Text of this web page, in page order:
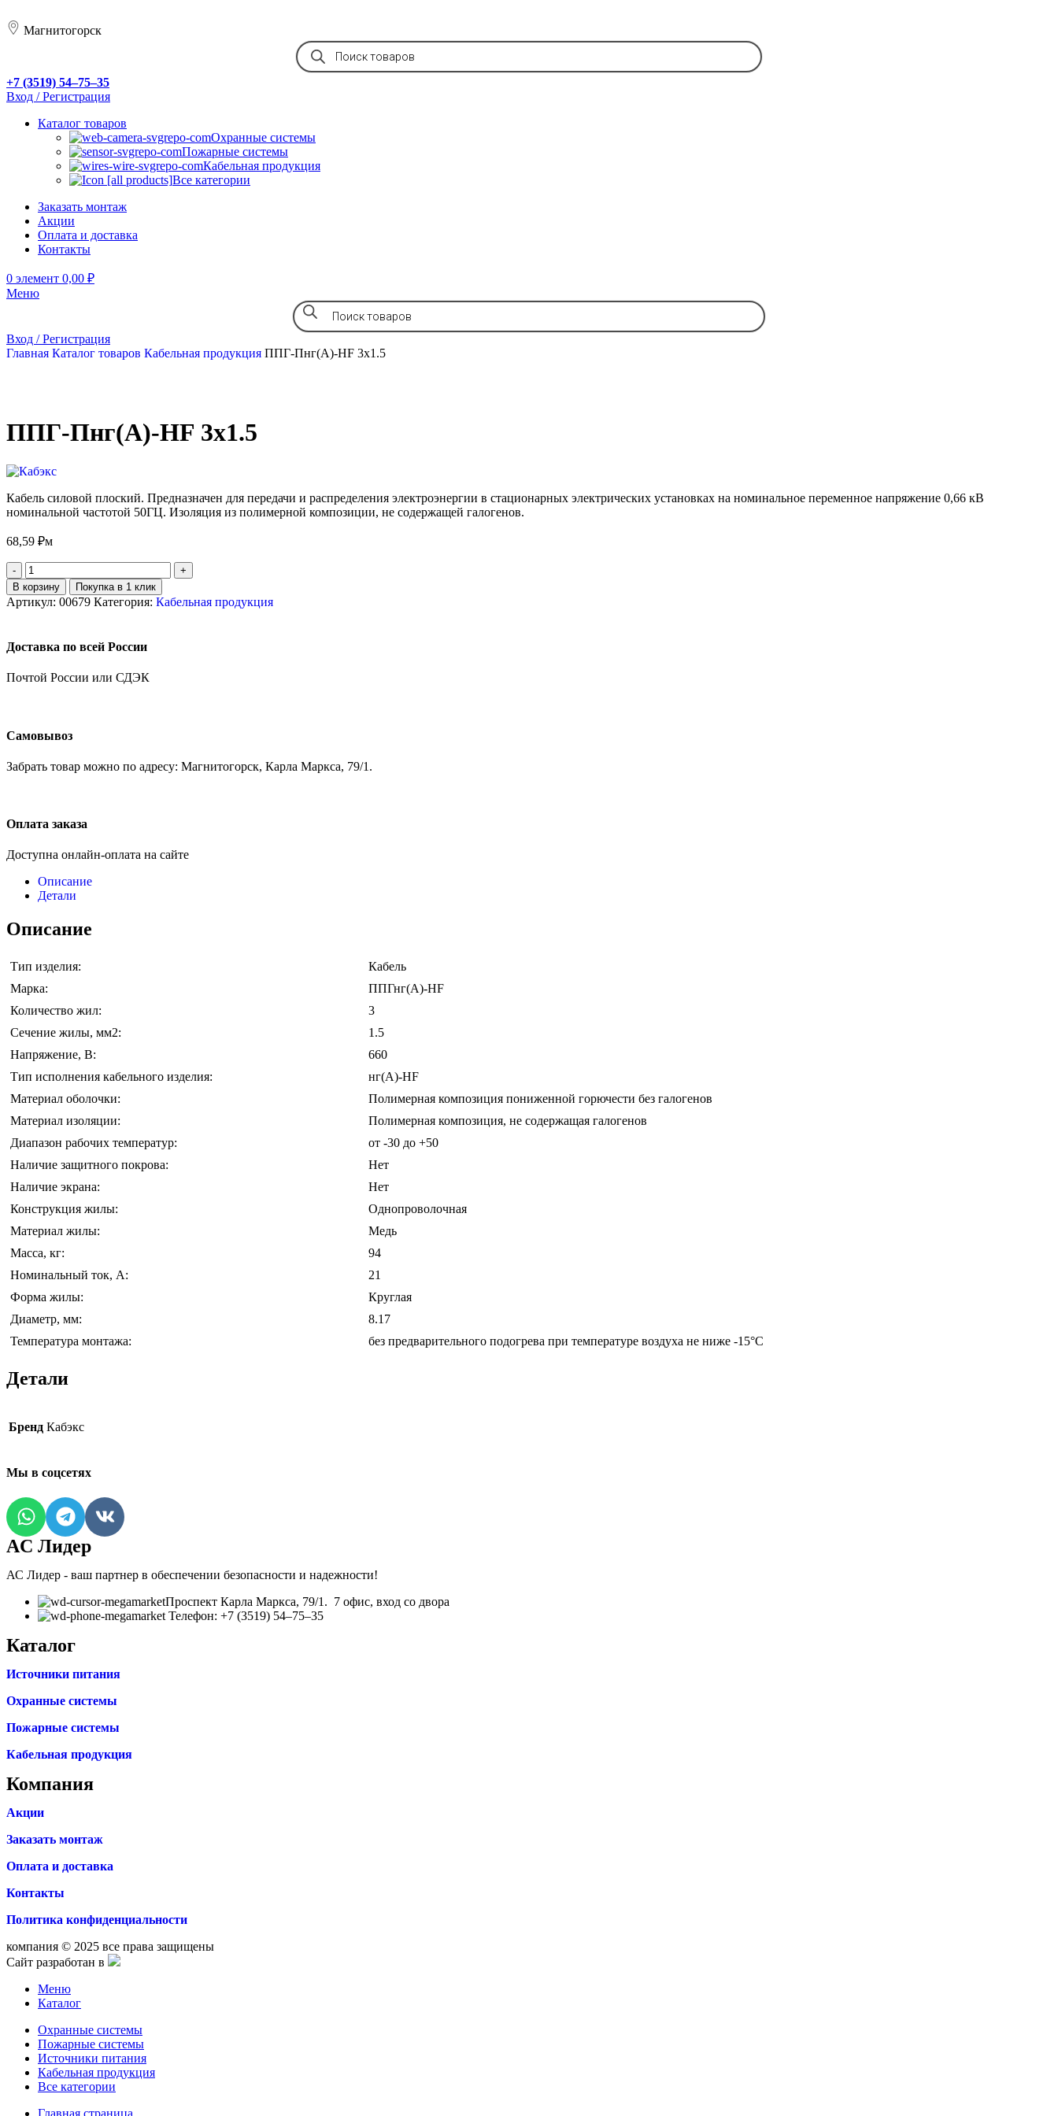
Магнитогорск
+7 (3519) 54‒75‒35
Вход / Регистрация
Каталог товаров
Охранные системы
Пожарные системы
Кабельная продукция
Все категории
Заказать монтаж
Акции
Оплата и доставка
Контакты
0 элемент 0,00 ₽
Меню
Вход / Регистрация
Главная Каталог товаров Кабельная продукция ППГ-Пнг(А)-HF 3х1.5
ППГ-Пнг(А)-HF 3х1.5
Кабель силовой плоский. Предназначен для передачи и распределения электроэнергии в стационарных электрических установках на номинальное переменное напряжение 0,66 кВ
номинальной частотой 50ГЦ. Изоляция из полимерной композиции, не содержащей галогенов.
68,59 ₽м
В корзину Покупка в 1 клик
Артикул: 00679 Категория: Кабельная продукция
Доставка по всей России
Почтой России или СДЭК
Самовывоз
Забрать товар можно по адресу: Магнитогорск, Карла Маркса, 79/1.
Оплата заказа
Доступна онлайн-оплата на сайте
Описание
Детали
Описание
Тип изделия:
Кабель
Марка:
ППГнг(A)-HF
Количество жил:
3
Сечение жилы, мм2:
1.5
Напряжение, В:
660
Тип исполнения кабельного изделия:
нг(A)-HF
Материал оболочки:
Полимерная композиция пониженной горючести без галогенов
Материал изоляции:
Полимерная композиция, не содержащая галогенов
Диапазон рабочих температур:
от -30 до +50
Наличие защитного покрова:
Нет
Наличие экрана:
Нет
Конструкция жилы:
Однопроволочная
Материал жилы:
Медь
Масса, кг:
94
Номинальный ток, А:
21
Форма жилы:
Круглая
Диаметр, мм:
8.17
Температура монтажа:
без предварительного подогрева при температуре воздуха не ниже -15°С
Детали
Бренд Кабэкс
Мы в соцсетях
AC Лидер
АС Лидер - ваш партнер в обеспечении безопасности и надежности!
​Проспект Карла Маркса, 79/1. 7 офис, вход со двора
Телефон: +7 (3519) 54‒75‒35
Каталог
Источники питания
Охранные системы
Пожарные системы
Кабельная продукция
Компания
Акции
Заказать монтаж
Оплата и доставка
Контакты
Политика конфиденциальности
компания © 2025 все права защищены
Сайт разработан в
Меню
Каталог
Охранные системы
Пожарные системы
Источники питания
Кабельная продукция
Все категории
Главная страница